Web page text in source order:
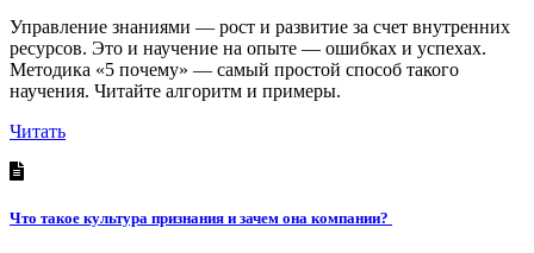
Управление знаниями — рост и развитие за счет внутренних
ресурсов. Это и научение на опыте — ошибках и успехах.
Методика «5 почему» — самый простой способ такого
научения. Читайте алгоритм и примеры.
Читать
Что такое культура признания и зачем она компании?